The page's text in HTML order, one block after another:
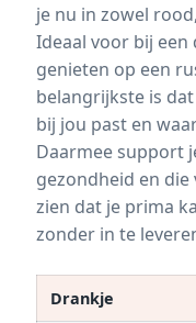
je nu in zowel
Ideaal voor bij
genieten op een
belangrijkste is
bij jou past en
Daarmee support
gezondheid en die
zien dat je prima
zonder in te
Drankje